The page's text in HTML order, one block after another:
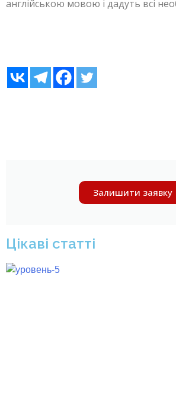
англійською мовою і дадуть всі
Залишити заявку
Цікаві статті